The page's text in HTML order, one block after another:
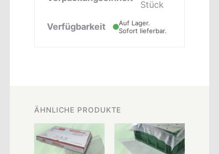
Stück
Verfügbarkeit
Auf Lager.
Sofort lieferbar.
ÄHNLICHE PRODUKTE